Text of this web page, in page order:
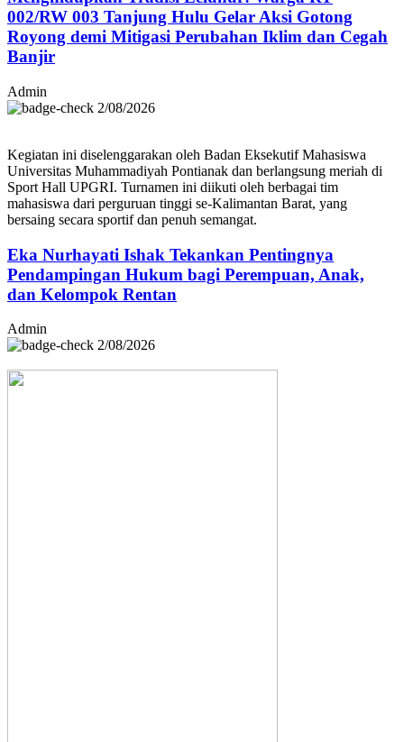
002/RW 003 Tanjung Hulu Gelar Aksi Gotong
Royong demi Mitigasi Perubahan Iklim dan Cegah
Banjir
Admin
2/08/2026
Kegiatan ini diselenggarakan oleh Badan Eksekutif Mahasiswa
Universitas Muhammadiyah Pontianak dan berlangsung meriah di
Sport Hall UPGRI. Turnamen ini diikuti oleh berbagai tim
mahasiswa dari perguruan tinggi se-Kalimantan Barat, yang
bersaing secara sportif dan penuh semangat.
Eka Nurhayati Ishak Tekankan Pentingnya
Pendampingan Hukum bagi Perempuan, Anak,
dan Kelompok Rentan
Admin
2/08/2026